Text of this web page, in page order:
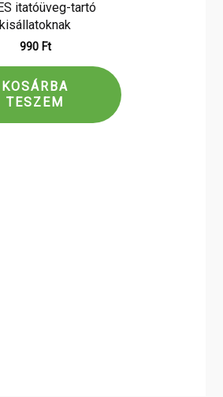
itatóüveg-tartó
kisállatoknak
990 Ft
KOSÁRBA
TESZEM